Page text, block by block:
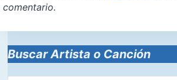
comentario.
Buscar Artista o Canción